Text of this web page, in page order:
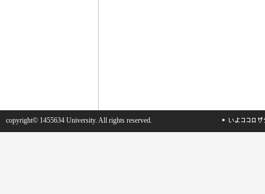
copyright© 1455634 University. All rights reserved.